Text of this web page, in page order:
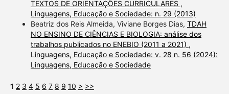
TEXTOS DE ORIENTAÇÕES CURRICULARES ,
Linguagens, Educação e Sociedade: n. 29 (2013)
Beatriz dos Reis Almeida, Viviane Borges Dias, TDAH
NO ENSINO DE CIÊNCIAS E BIOLOGIA: análise dos
trabalhos publicados no ENEBIO (2011 a 2021) ,
Linguagens, Educação e Sociedade: v. 28 n. 56 (2024):
Linguagens, Educação e Sociedade
1 2 3 4 5 6 7 8 9 10 > >>